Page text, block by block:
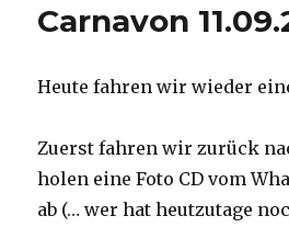
Carnavon
Heute fahren wir wieder
Zuerst fahren wir zurück
holen eine Foto CD vom
ab (… wer hat heutzutage